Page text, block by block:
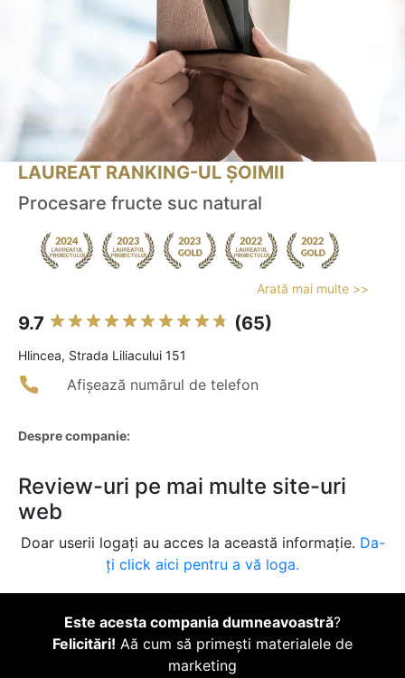
LAUREAT RANKING-UL ȘOIMII
Procesare fructe suc natural
Arată mai multe >>
9.7 (65)
Hlincea, Strada Liliacului 151
Afișează numărul de telefon
Despre companie:
Review-uri pe mai multe site-uri
web
Doar userii logați au acces la această informație. Da-
ți click aici pentru a vă loga.
Este acesta compania dumneavoastră?
Felicitări! Aă cum să primești materialele de
marketing